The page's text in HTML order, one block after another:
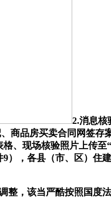
2.消息核
商品房买卖合同网签
、现场核验照片上传
，各县（市、区）住
，该当严酷按照国度